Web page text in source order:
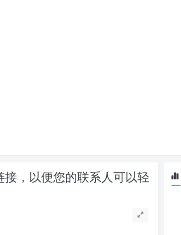
，以便您的联系人可以轻